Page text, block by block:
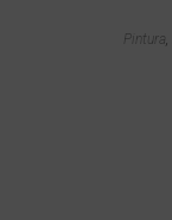
Pintura,